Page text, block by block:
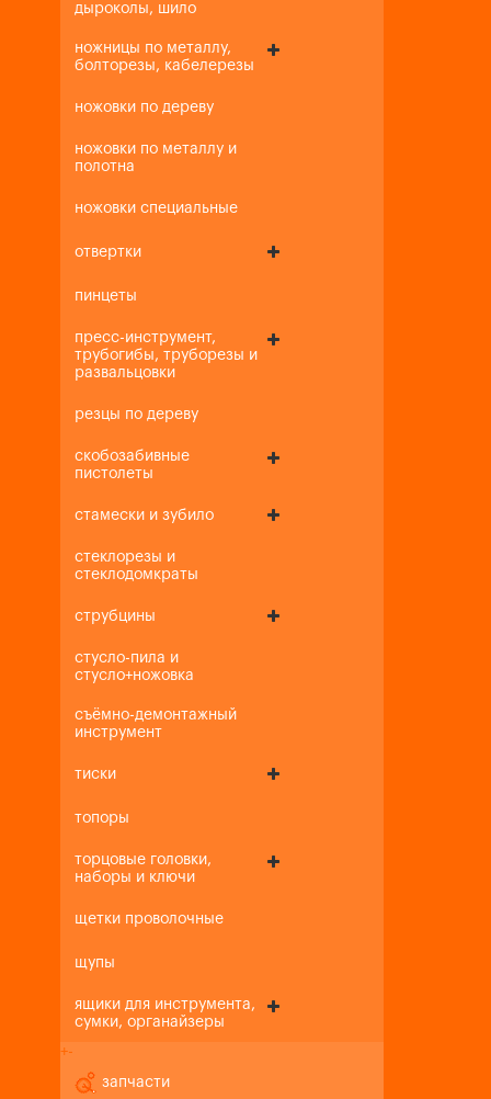
дыроколы, шило
ножницы по металлу,
болторезы, кабелерезы
ножовки по дереву
ножовки по металлу и
полотна
ножовки специальные
отвертки
пинцеты
пресс-инструмент,
трубогибы, труборезы и
развальцовки
резцы по дереву
скобозабивные
пистолеты
стамески и зубило
стеклорезы и
стеклодомкраты
струбцины
стусло-пила и
стусло+ножовка
съёмно-демонтажный
инструмент
тиски
топоры
торцовые головки,
наборы и ключи
щетки проволочные
щупы
ящики для инструмента,
сумки, органайзеры
+-
запчасти